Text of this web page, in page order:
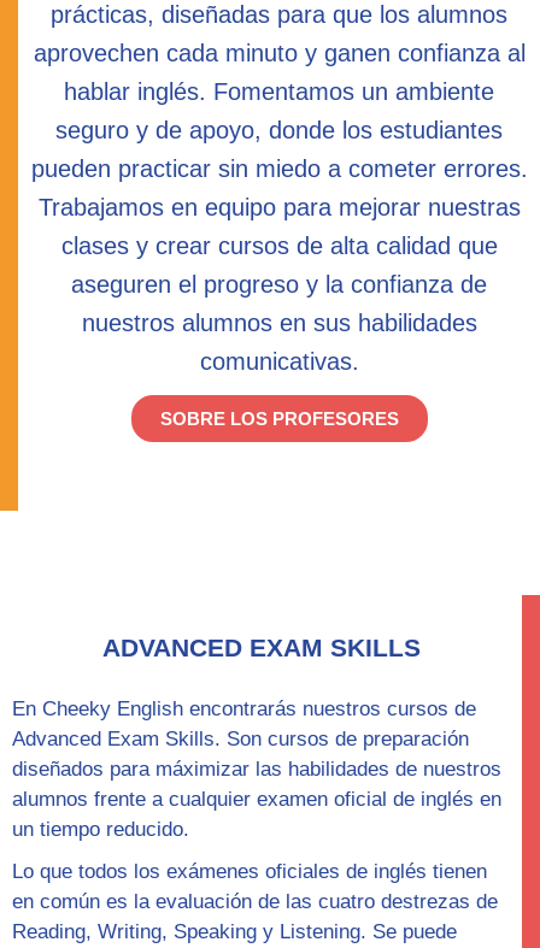
prácticas, diseñadas para que los alumnos
aprovechen cada minuto y ganen confianza al
hablar inglés. Fomentamos un ambiente
seguro y de apoyo, donde los estudiantes
pueden practicar sin miedo a cometer errores.
Trabajamos en equipo para mejorar nuestras
clases y crear cursos de alta calidad que
aseguren el progreso y la confianza de
nuestros alumnos en sus habilidades
comunicativas.
SOBRE LOS PROFESORES
ADVANCED EXAM SKILLS
En Cheeky English encontrarás nuestros cursos de
Advanced Exam Skills. Son cursos de preparación
diseñados para máximizar las habilidades de nuestros
alumnos frente a cualquier examen oficial de inglés en
un tiempo reducido.
Lo que todos los exámenes oficiales de inglés tienen
en común es la evaluación de las cuatro destrezas de
Reading, Writing, Speaking y Listening. Se puede